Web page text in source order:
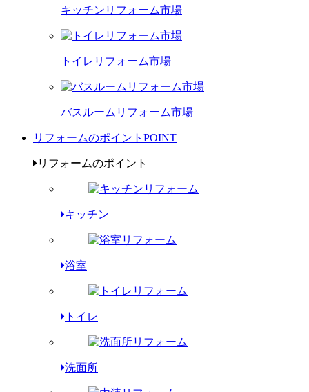
キッチンリフォーム市場
トイレリフォーム市場
バスルームリフォーム市場
リフォームのポイント POINT
リフォームのポイント
キッチン
浴室
トイレ
洗面所